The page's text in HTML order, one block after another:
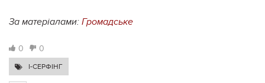
За матеріалами: Громадське
0 0
I-СЕРФІНГ